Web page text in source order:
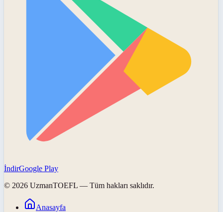
İndirGoogle Play
© 2026 UzmanTOEFL — Tüm hakları saklıdır.
Anasayfa